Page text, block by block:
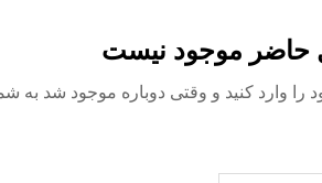
حاضر موجود نیست
را وارد کنید و وقتی دوباره موجود شد به